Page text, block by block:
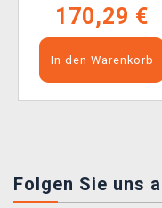
170,29 €
In den Warenkorb
Folgen Sie uns